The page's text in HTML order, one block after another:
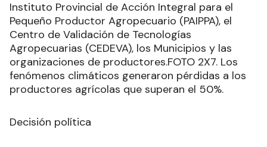
Instituto Provincial de Acción Integral para el
Pequeño Productor Agropecuario (PAIPPA), el
Centro de Validación de Tecnologías
Agropecuarias (CEDEVA), los Municipios y las
organizaciones de productores.FOTO 2X7. Los
fenómenos climáticos generaron pérdidas a los
productores agrícolas que superan el 50%.
Decisión política